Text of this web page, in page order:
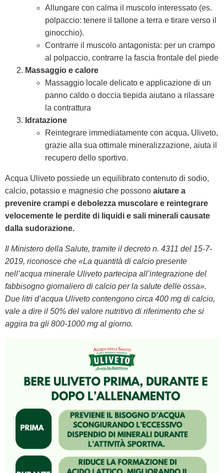
Allungare con calma il muscolo interessato (es.
polpaccio: tenere il tallone a terra e tirare verso il
ginocchio).
Contrarre il muscolo antagonista: per un crampo
al polpaccio, contrarre la fascia frontale del piede
Massaggio e calore
Massaggio locale delicato e applicazione di un
panno caldo o doccia tiepida aiutano a rilassare
la contrattura
Idratazione
Reintegrare immediatamente con acqua. Uliveto,
grazie alla sua ottimale mineralizzazione, aiuta il
recupero dello sportivo.
Acqua Uliveto possiede un equilibrato contenuto di sodio,
calcio, potassio e magnesio che possono aiutare a
prevenire crampi e debolezza muscolare e reintegrare
velocemente le perdite di liquidi e sali minerali causate
dalla sudorazione.
Il Ministero della Salute, tramite il decreto n. 4311 del 15-7-
2019, riconosce che «La quantità di calcio presente
nell’acqua minerale Uliveto partecipa all’integrazione del
fabbisogno giornaliero di calcio per la salute delle ossa».
Due litri d’acqua Uliveto contengono circa 400 mg di calcio,
vale a dire il 50% del valore nutritivo di riferimento che si
aggira tra gli 800-1000 mg al giorno.